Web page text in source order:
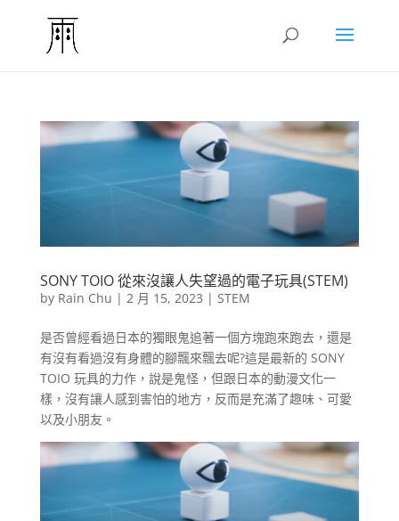
SONY TOIO 從來沒讓人失望過的電子玩具(STEM)
by Rain Chu | 2 月 15, 2023 | STEM
是否曾經看過日本的獨眼鬼追著一個方塊跑來跑去，還是
有沒有看過沒有身體的腳飄來飄去呢?這是最新的 SONY
TOIO 玩具的力作，說是鬼怪，但跟日本的動漫文化一
樣，沒有讓人感到害怕的地方，反而是充滿了趣味、可愛
以及小朋友。